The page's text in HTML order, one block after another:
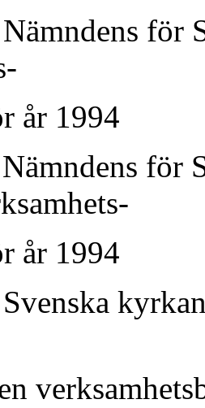
Nämndens för
år 1994
Nämndens för
år 1994
Svenska